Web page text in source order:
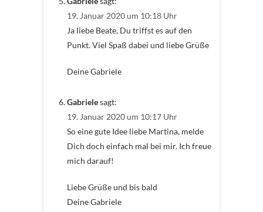
19. Januar 2020 um 10:18 Uhr
Ja liebe Beate, Du triffst es auf den
Punkt. Viel Spaß dabei und liebe Grüße
Deine Gabriele
Gabrielesagt:
19. Januar 2020 um 10:17 Uhr
So eine gute Idee liebe Martina, melde
Dich doch einfach mal bei mir. Ich freue
mich darauf!
Liebe Grüße und bis bald
Deine Gabriele